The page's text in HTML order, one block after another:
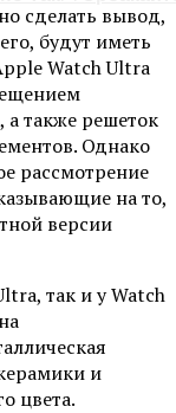
сделать вывод,
будут иметь
Watch Ultra
также решеток
Однако
рассмотрение
на то,
версии
так и у Watch
и
цвета.